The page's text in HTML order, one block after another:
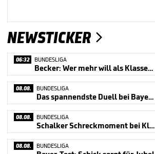
NEWSTICKER 
06:32 BUNDESLIGA
Becker: Wer mehr will als Klassenerhalt hat „Fehler im Kopf“
08.08. BUNDESLIGA
Das spannendste Duell bei Bayern?
08.08. BUNDESLIGA
Schalker Schreckmoment bei Klatsche
08.08. BUNDESLIGA